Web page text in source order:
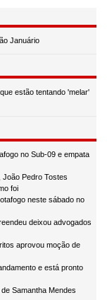
Januário
estão tentando 'melar'
no Sub-09 e empata
João Pedro Tostes
foi
neste sábado no
deixou advogados
aprovou moção de
e está pronto
Samantha Mendes